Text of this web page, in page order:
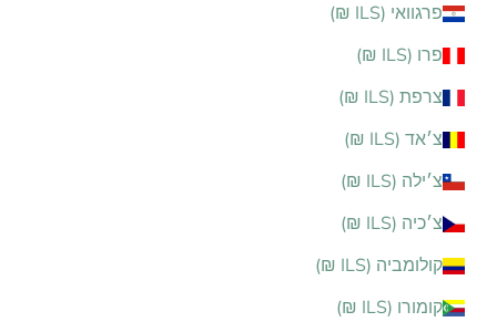
פרגוואי (ILS ₪)
פרו (ILS ₪)
צרפת (ILS ₪)
צ׳אד (ILS ₪)
צ׳ילה (ILS ₪)
צ׳כיה (ILS ₪)
קולומביה (ILS ₪)
קומורו (ILS ₪)